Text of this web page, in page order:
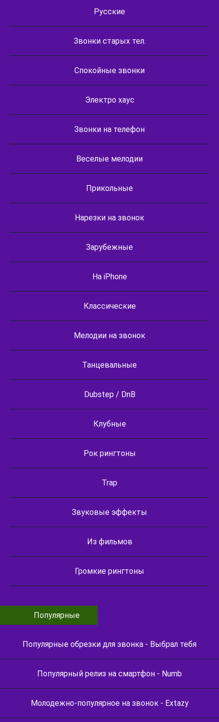
Русские
Звонки старых тел.
Спокойные звонки
Электро хаус
Звонки на телефон
Веселые мелодии
Прикольные
Нарезки на звонок
Зарубежные
На iPhone
Классические
Мелодии на звонок
Танцевальные
Dubstep / DnB
Клубные
Рок рингтоны
Trap
Звуковые эффекты
Из фильмов
Громкие рингтоны
Популярные
Популярные обрезки для звонка - Выбрал тебя
Популярный релиз на смартфон - Numb
Молодежно-популярное на звонок - Extazy